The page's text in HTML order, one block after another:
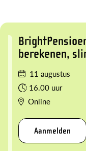
berekenen,
11 augustus
16.00 uur
Online
Aanmelden